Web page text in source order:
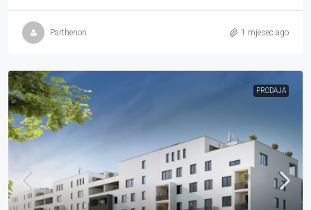
Parthenon 1 mjesec ago
PRODAJA